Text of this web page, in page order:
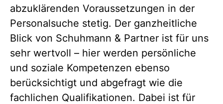
abzuklärenden Voraussetzungen in der
Personalsuche stetig. Der ganzheitliche
Blick von Schuhmann & Partner ist für uns
sehr wertvoll – hier werden persönliche
und soziale Kompetenzen ebenso
berücksichtigt und abgefragt wie die
fachlichen Qualifikationen. Dabei ist für